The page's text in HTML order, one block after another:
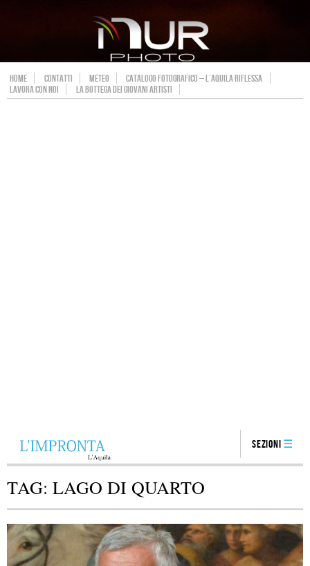
HOME CONTATTI METEO
CATALOGO FOTOGRAFICO – L’AQUILA RIFLESSA
LAVORA CON NOI
LA BOTTEGA DEI GIOVANI ARTISTI
Sezioni
TAG: LAGO DI QUARTO